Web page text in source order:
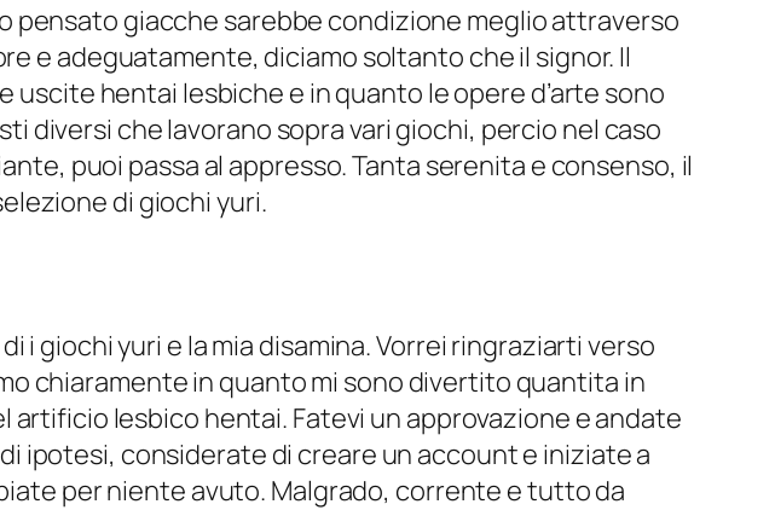
pensato giacche sarebbe condizione meglio attraverso
e adeguatamente, diciamo soltanto che il signor. Il
hentai lesbiche e in quanto le opere d’arte sono
diversi che lavorano sopra vari giochi, percio nel caso
puoi passa al appresso. Tanta serenita e consenso, il
di giochi yuri.
i giochi yuri e la mia disamina. Vorrei ringraziarti verso
chiaramente in quanto mi sono divertito quantita in
artificio lesbico hentai. Fatevi un approvazione e andate
ipotesi, considerate di creare un account e iniziate a
per niente avuto. Malgrado, corrente e tutto da